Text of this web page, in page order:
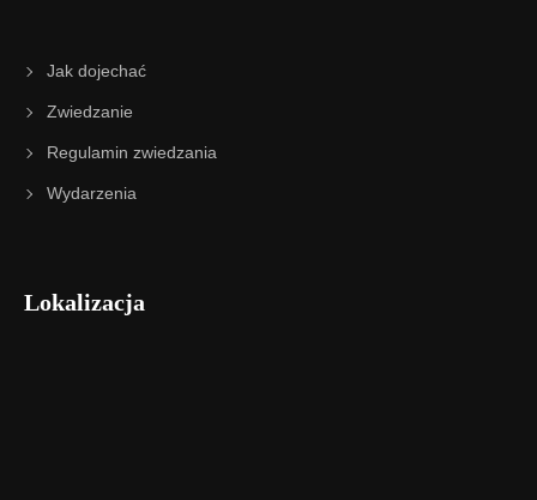
Jak dojechać
Zwiedzanie
Regulamin zwiedzania
Wydarzenia
Lokalizacja